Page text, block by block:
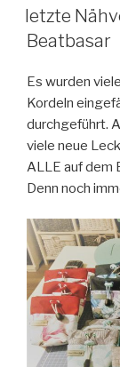
AM
letzte
Beatbasar
Es wurden
Kordeln
durchgeführt.
viele neue
ALLE auf dem
Denn noch